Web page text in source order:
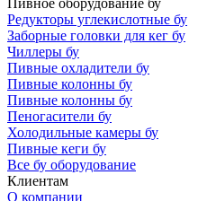
Пивное оборудование бу
Редукторы углекислотные бу
Заборные головки для кег бу
Чиллеры бу
Пивные охладители бу
Пивные колонны бу
Пивные колонны бу
Пеногасители бу
Холодильные камеры бу
Пивные кеги бу
Все бу оборудование
Клиентам
О компании